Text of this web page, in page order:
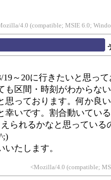
4.0 (compatible; MSIE 6.0;
～20に行きたいと思っ
も区間・時刻がわからな
思っております。何か良
幸いです。割合動いてい
られるかなと思っている
たします。
<Mozilla/4.0 (compatible;